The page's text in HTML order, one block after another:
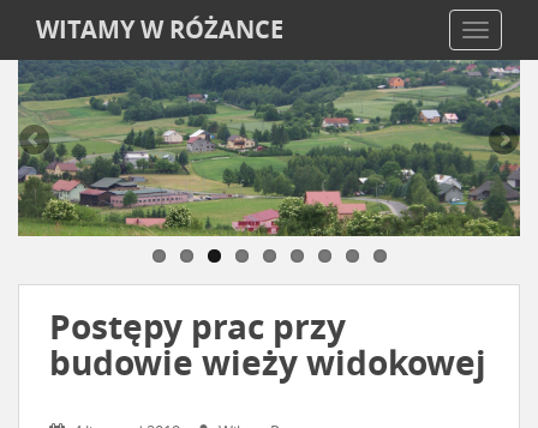
WITAMY W RÓŻANCE
Postępy prac przy
budowie wieży widokowej